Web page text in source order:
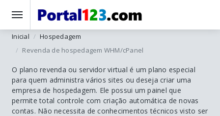
Inicial
Hospedagem
Revenda de hospedagem WHM/cPanel
O plano revenda ou servidor virtual é um plano especial
para quem administra vários sites ou deseja criar uma
empresa de hospedagem. Ele possui um painel que
permite total controle com criação automática de novas
contas. Não necessita de conhecimentos técnicos visto ser